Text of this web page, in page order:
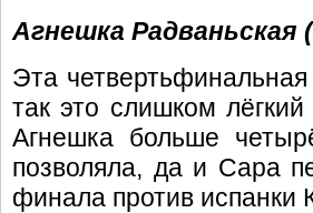
Агнешка
Эта
так это слишком
Агнешка больше
позволяла, да и Сара
финала против